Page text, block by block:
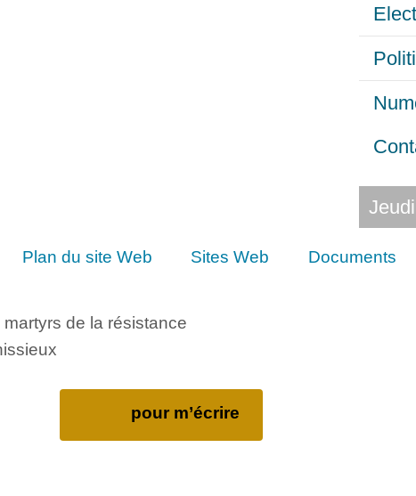
Plan du site Web Sites Web Documents
de la résistance
pour m’écrire